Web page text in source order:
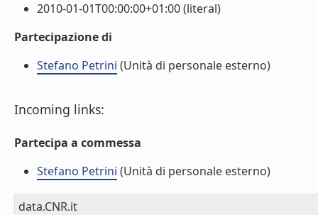
2010-01-01T00:00:00+01:00 (literal)
Partecipazione di
Stefano Petrini (Unità di personale esterno)
Incoming links:
Partecipa a commessa
Stefano Petrini (Unità di personale esterno)
data.CNR.it